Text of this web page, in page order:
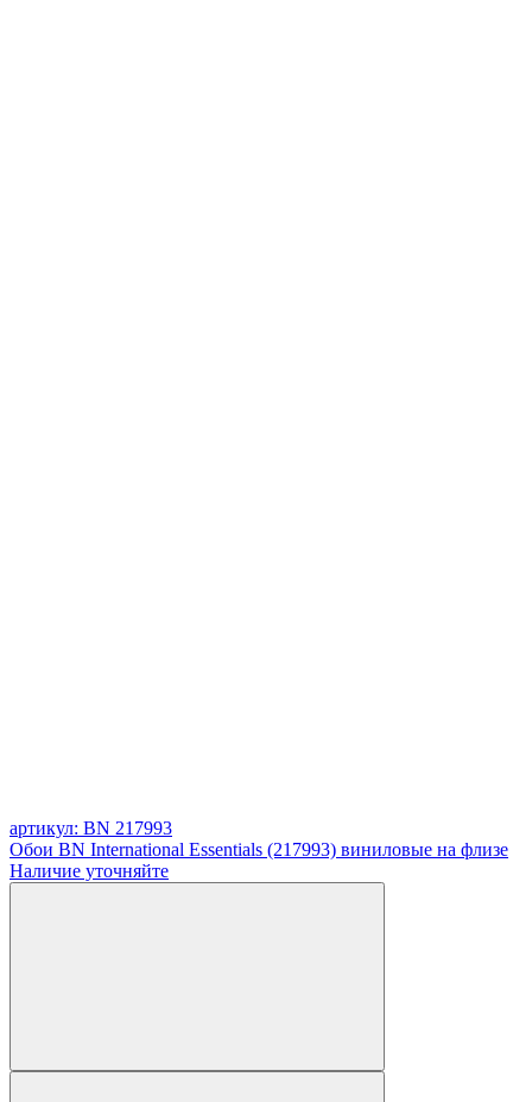
артикул: BN 217993
Обои BN International Essentials (217993) виниловые на флизе
Наличие уточняйте